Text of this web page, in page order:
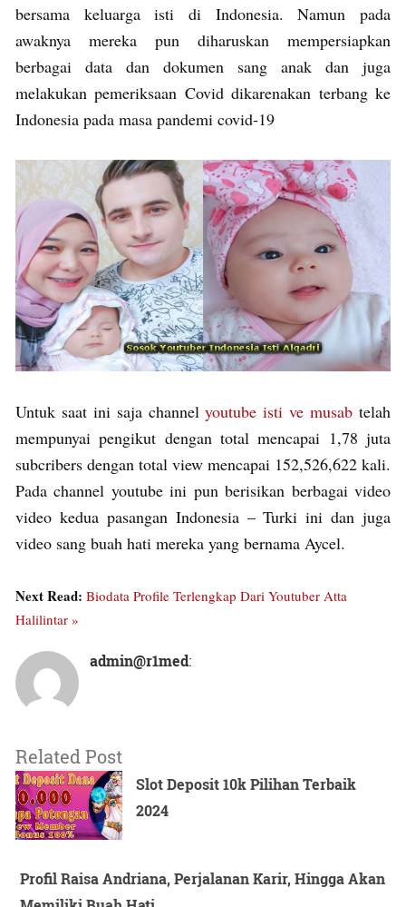
bersama keluarga isti di Indonesia. Namun pada
awaknya mereka pun diharuskan mempersiapkan
berbagai data dan dokumen sang anak dan juga
melakukan pemeriksaan Covid dikarenakan terbang ke
Indonesia pada masa pandemi covid-19
Untuk saat ini saja channelyoutube isti ve musab telah
mempunyai pengikut dengan total mencapai 1,78 juta
subcribers dengan total view mencapai 152,526,622 kali.
Pada channel youtube ini pun berisikan berbagai video
video kedua pasangan Indonesia – Turki ini dan juga
video sang buah hati mereka yang bernama Aycel.
Next Read: Biodata Profile Terlengkap Dari Youtuber Atta
Halilintar »
admin@r1med:
Related Post
Slot Deposit 10k Pilihan Terbaik
2024
Profil Raisa Andriana, Perjalanan Karir, Hingga Akan